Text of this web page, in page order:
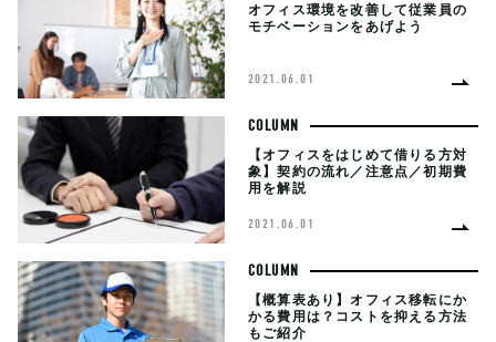
オフィス環境を改善して従業員の
モチベーションをあげよう
2021.06.01
COLUMN
【オフィスをはじめて借りる方対
象】契約の流れ／注意点／初期費
用を解説
2021.06.01
COLUMN
【概算表あり】オフィス移転にか
かる費用は？コストを抑える方法
もご紹介